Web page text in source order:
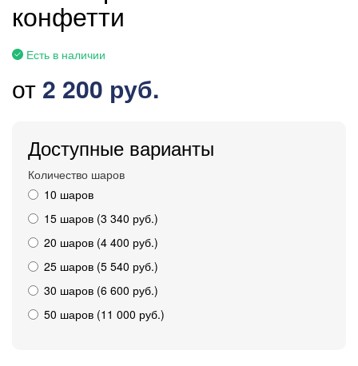
конфетти
Есть в наличии
от 2 200 руб.
Доступные варианты
Количество шаров
10 шаров
15 шаров (3 340 руб.)
20 шаров (4 400 руб.)
25 шаров (5 540 руб.)
30 шаров (6 600 руб.)
50 шаров (11 000 руб.)